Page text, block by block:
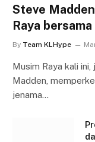
Steve
Raya
By Team KLHype
Musim Raya kali
Madden,
jenama…